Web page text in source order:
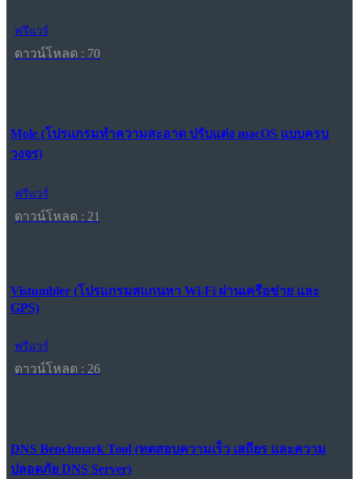
ฟรีแวร์
ดาวน์โหลด : 70
Mole (โปรแกรมทำความสะอาด ปรับแต่ง macOS แบบครบ
วงจร)
ฟรีแวร์
ดาวน์โหลด : 21
Vistumbler (โปรแกรมสแกนหา Wi-Fi ผ่านเครือข่าย และ
GPS)
ฟรีแวร์
ดาวน์โหลด : 26
DNS Benchmark Tool (ทดสอบความเร็ว เสถียร และความ
ปลอดภัย DNS Server)